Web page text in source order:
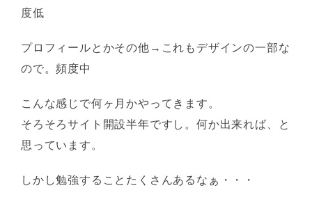
度低
プロフィールとかその他→これもデザインの一部な
ので。頻度中
こんな感じで何ヶ月かやってきます。
そろそろサイト開設半年ですし。何か出来れば、と
思っています。
しかし勉強することたくさんあるなぁ・・・